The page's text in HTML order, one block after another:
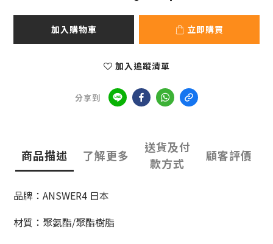
加入購物車 立即購買
加入追蹤清單
分享到
商品描述 了解更多
送貨及付
款方式
顧客評價
品牌：ANSWER4 日本
材質：聚氨酯/聚酯樹脂